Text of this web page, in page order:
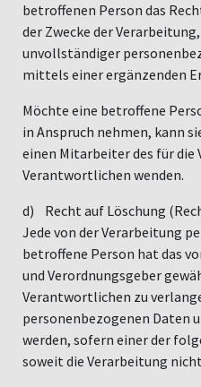
betroffenen Person das
der Zwecke der
unvollständiger
mittels einer ergänzenden
Möchte eine betroffene
in Anspruch nehmen, kann
einen Mitarbeiter des für die
Verantwortlichen wenden.
d) Recht auf Löschung
Jede von der Verarbeitung
betroffene Person hat das
und Verordnungsgeber
Verantwortlichen zu
personenbezogenen Daten
werden, sofern einer der
soweit die Verarbeitung